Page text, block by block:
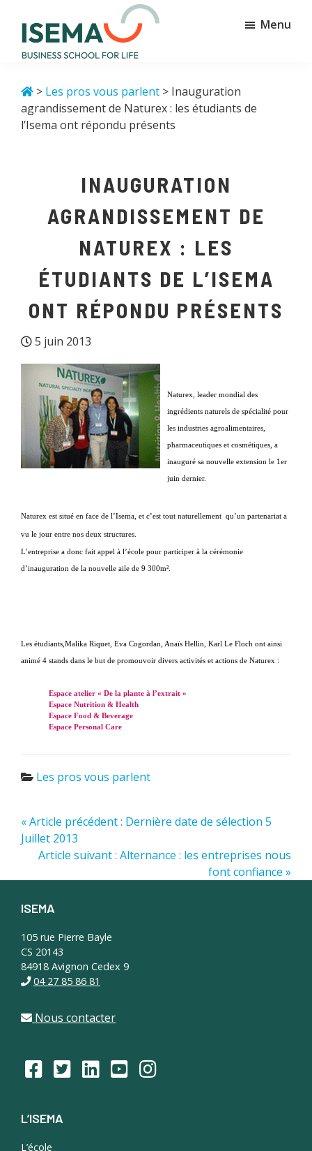
contenu
principal
pied
school
for
life
Menu
> Les pros vous parlent > Inauguration
agrandissement de Naturex : les étudiants de
l’Isema ont répondu présents
INAUGURATION
AGRANDISSEMENT DE
NATUREX : LES
ÉTUDIANTS DE L’ISEMA
ONT RÉPONDU PRÉSENTS
5 juin 2013
Naturex, leader mondial des
ingrédients naturels de spécialité pour
les industries agroalimentaires,
pharmaceutiques et cosmétiques, a
inauguré sa nouvelle extension le 1er
juin dernier.
Naturex est situé en face de l’Isema, et c’est tout naturellement qu’un partenariat a
vu le jour entre nos deux structures.
L’entreprise a donc fait appel à l’école pour participer à la cérémonie
d’inauguration de la nouvelle aile de 9 300m².
Les étudiants, Malika Riquet, Eva Cogordan, Anaïs Hellin, Karl Le Floch ont ainsi
animé 4 stands dans le but de promouvoir divers activités et actions de Naturex :
Espace atelier « De la plante à l’extrait »
Espace Nutrition & Health
Espace Food & Beverage
Espace Personal Care
Les pros vous parlent
« Article précédent : Dernière date de sélection 5
Juillet 2013
Article suivant : Alternance : les entreprises nous
font confiance »
Footer
ISEMA
105 rue Pierre Bayle
CS 20143
84918 Avignon Cedex 9
04 27 85 86 81
Nous contacter
L’ISEMA
L’école